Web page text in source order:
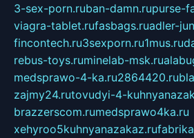
3-sex-porn.ruban-damn.rupurse-
viagra-tablet.rufasbags.ruadler-
fincontech.ru3sexporn.ru1mus.ru
rebus-toys.ruminelab-msk.ru
medsprawo-4-ka.ru2864420.ru
zajmy24.rutovudyi-4-
brazzerscom.rumedsprawo4ka.ru
xehyroo5kuhnyanazakaz.ru